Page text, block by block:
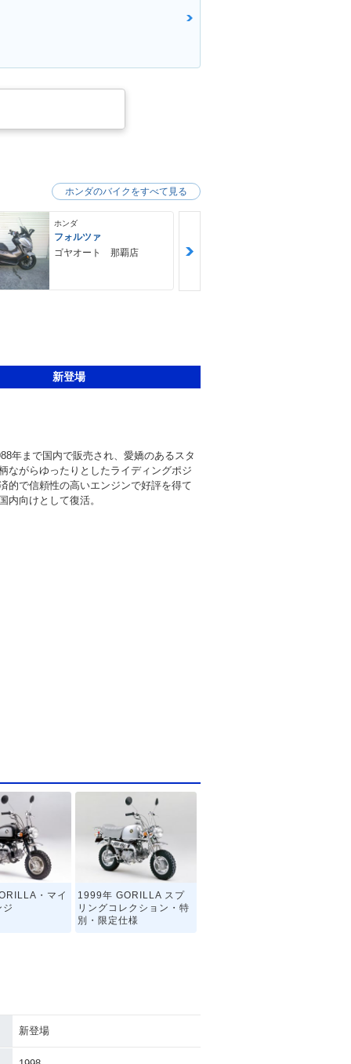
ホンダ
フォルツァ
ゴヤオート 那覇店
ホンダのバイクをすべて見る
新登場
年まで国内で販売され、愛嬌のあるスタ
ながらゆったりとしたライディングポジ
的で信頼性の高いエンジンで好評を得て
内向けとして復活。
・マイ
ジ
1999年 GORILLA スプ
リングコレクション・特
別・限定仕様
新登場